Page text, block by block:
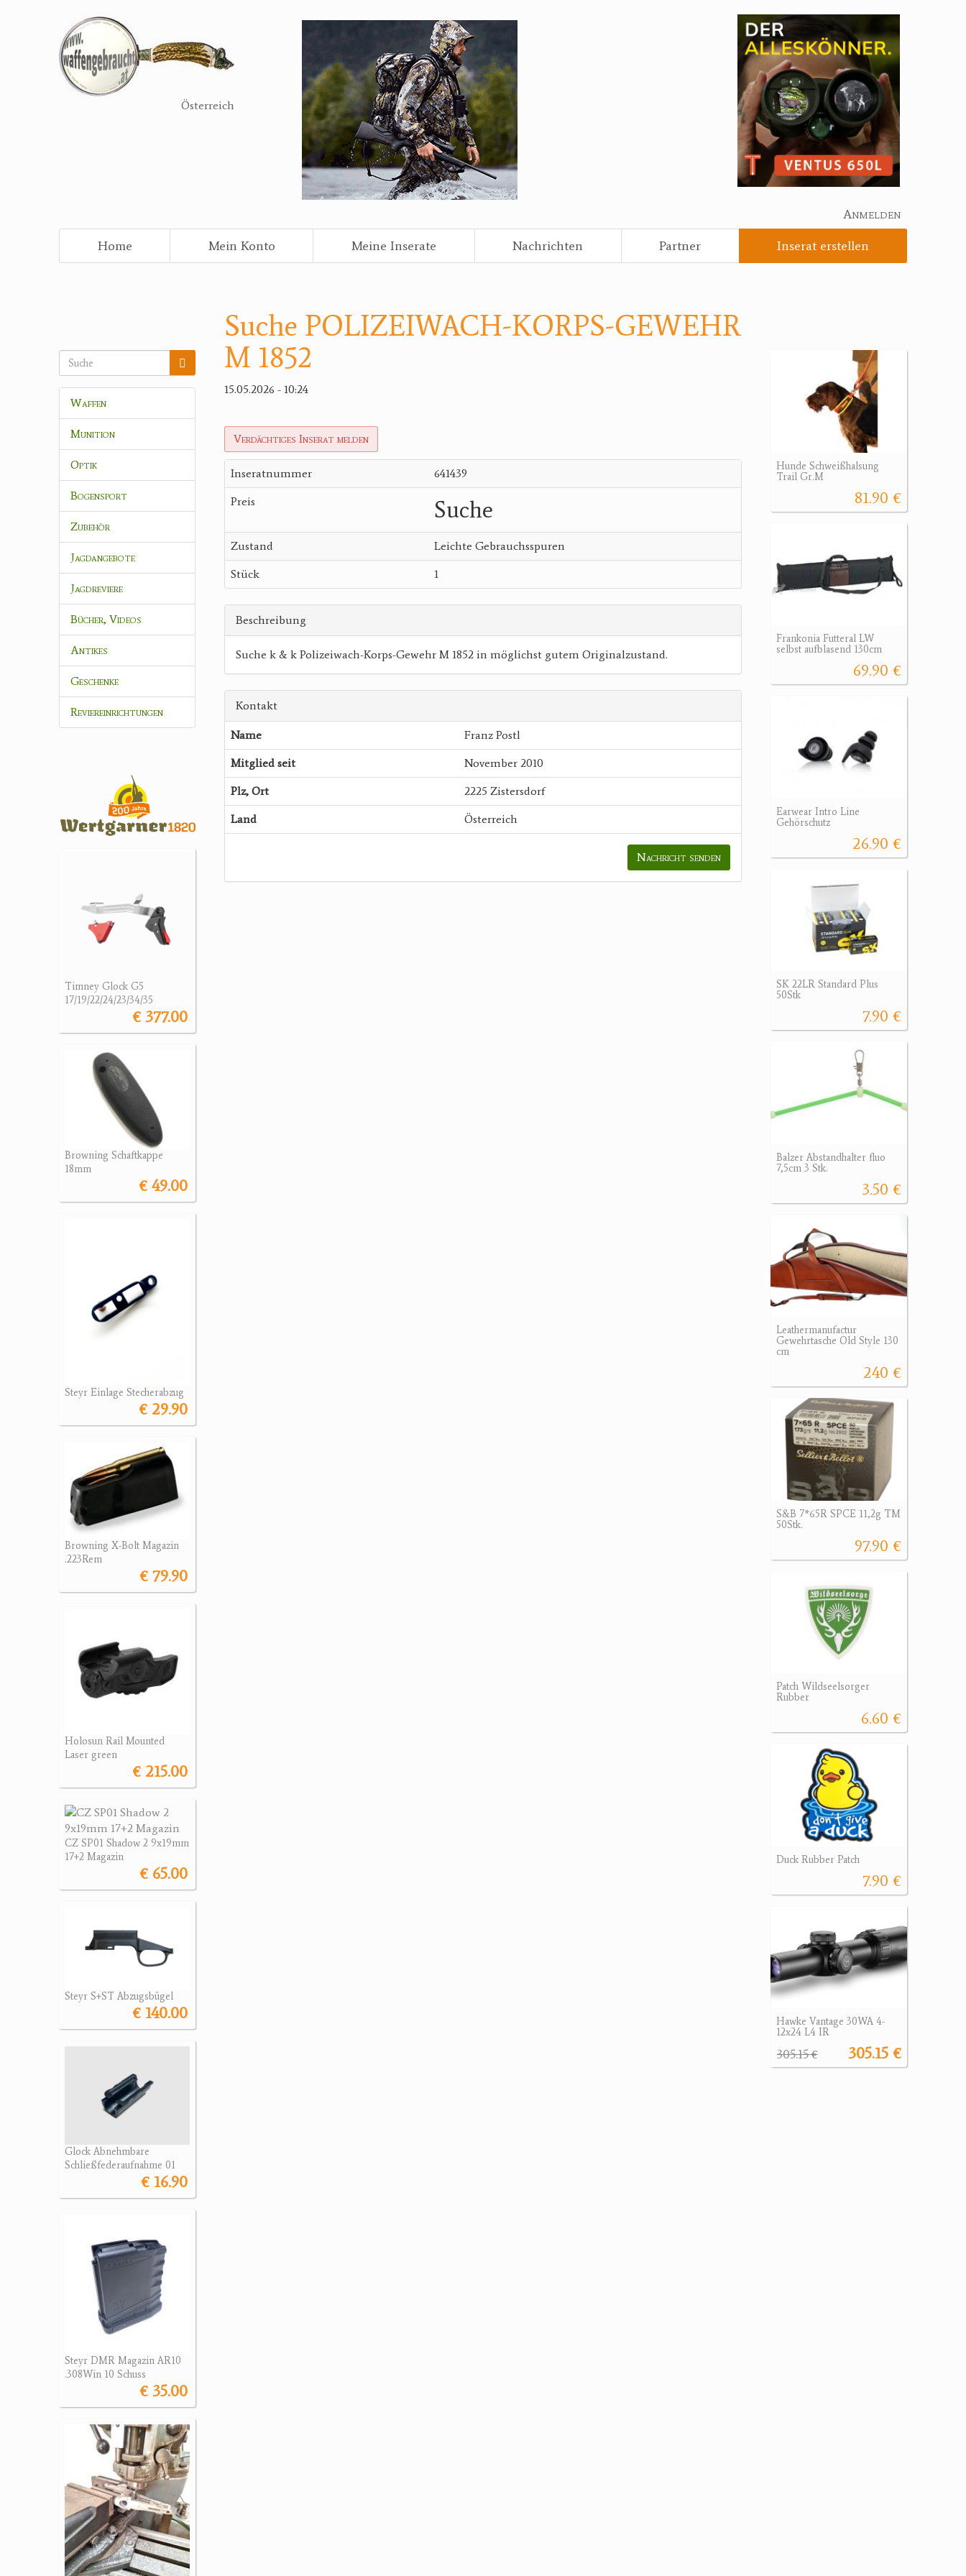
Österreich
Anmelden
Home
Mein Konto Meine Inserate Nachrichten Partner Inserat erstellen
Waffen
Munition
Optik
Bogensport
Zubehör
Jagdangebote
Jagdreviere
Bücher, Videos
Antikes
Geschenke
Reviereinrichtungen
Timney Glock G5
17/19/22/24/23/34/35
€ 377.00
Browning Schaftkappe
18mm
€ 49.00
Steyr Einlage Stecherabzug
€ 29.90
Browning X-Bolt Magazin
.223Rem
€ 79.90
Holosun Rail Mounted
Laser green
€ 215.00
CZ SP01 Shadow 2 9x19mm
17+2 Magazin
€ 65.00
Steyr S+ST Abzugsbügel
€ 140.00
Glock Abnehmbare
Schließfederaufnahme 01
€ 16.90
Steyr DMR Magazin AR10
.308Win 10 Schuss
€ 35.00
Suche POLIZEIWACH-KORPS-GEWEHR
M 1852
15.05.2026 - 10:24
Verdächtiges Inserat melden
Inseratnummer 641439
Preis Suche
Zustand Leichte Gebrauchsspuren
Stück 1
Beschreibung
Suche k & k Polizeiwach-Korps-Gewehr M 1852 in möglichst gutem Originalzustand.
Kontakt
Name Franz Postl
Mitglied seit November 2010
Plz, Ort 2225 Zistersdorf
Land Österreich
Nachricht senden
Hunde Schweißhalsung
Trail Gr.M
81.90 €
Frankonia Futteral LW
selbst aufblasend 130cm
69.90 €
Earwear Intro Line
Gehörschutz
26.90 €
SK 22LR Standard Plus
50Stk
7.90 €
Balzer Abstandhalter fluo
7,5cm 3 Stk.
3.50 €
Leathermanufactur
Gewehrtasche Old Style 130
cm
240 €
S&B 7*65R SPCE 11,2g TM
50Stk.
97.90 €
Patch Wildseelsorger
Rubber
6.60 €
Duck Rubber Patch
7.90 €
Hawke Vantage 30WA 4-
12x24 L4 IR
305.15 €
305.15 €